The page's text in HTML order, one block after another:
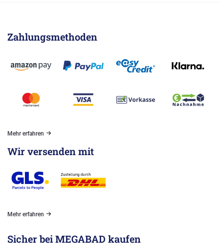
Zahlungsmethoden
Mehr erfahren
Wir versenden mit
Mehr erfahren
Sicher bei MEGABAD kaufen